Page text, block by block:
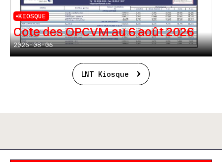
KIOSQUE
Cote des OPCVM au 6 août 2026
2026-08-06
LNT Kiosque